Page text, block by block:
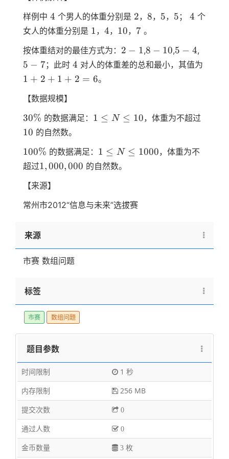
样例中 4
4 个男人的体重分别是 2
2， 8
8， 5
5， 5
5 ； 4
4 个
女人的体重分别是 1
1 ， 4
4， 10
10， 7
7 。
按体重结对的最佳方式为： 2-
1
2 − 1,8-
10
8 − 10,5-
4
5 − 4,
7
5 − 7；此时 4
4 对人的体重差的总和最小，其值为
1 + 2 + 1 + 2 = 6。
【数据规模】
30\%
30% 的数据满足： 1≤N≤10
1 ≤ N ≤ 10，体重为不超过
10 的自然数。
100\%
100% 的数据满足： 1≤N≤1000
1 ≤ N ≤ 1000，体重为不
超过1,000,000
1,000, 000 的自然数。
【来源】
常州市2012“信息与未来”选拔赛
来源
市赛 数组问题
标签
市赛 数组问题
题目参数
时间限制
1 秒
内存限制
256 MB
提交次数
0
通过人数 0
金币数量 3 枚